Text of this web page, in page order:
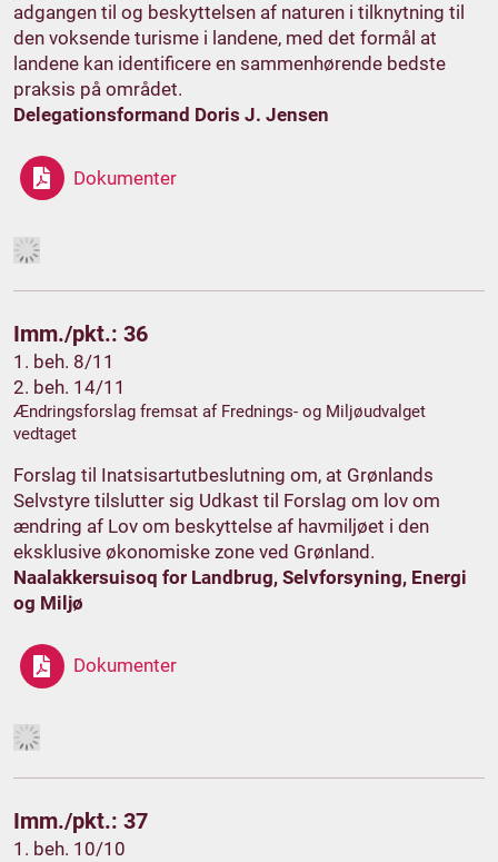
adgangen til og beskyttelsen af naturen i tilknytning til
den voksende turisme i landene, med det formål at
landene kan identificere en sammenhørende bedste
praksis på området.
Delegationsformand Doris J. Jensen
Dokumenter
Imm./pkt.: 36
1. beh. 8/11
2. beh. 14/11
Ændringsforslag fremsat af Frednings- og Miljøudvalget
vedtaget
Forslag til Inatsisartutbeslutning om, at Grønlands
Selvstyre tilslutter sig Udkast til Forslag om lov om
ændring af Lov om beskyttelse af havmiljøet i den
eksklusive økonomiske zone ved Grønland.
Naalakkersuisoq for Landbrug, Selvforsyning, Energi
og Miljø
Dokumenter
Imm./pkt.: 37
1. beh. 10/10